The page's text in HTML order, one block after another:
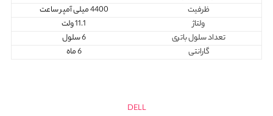
ظرفیت
4400 میلی آمپر ساعت
ولتاژ
11.1 ولت
تعداد سلول باتری
6 سلول
گارانتی
6 ماه
DELL